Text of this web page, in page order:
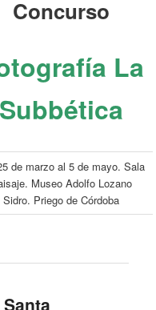
Concurso
La
Subbética
de marzo al 5 de mayo. Sala
Museo Adolfo Lozano
Sidro. Priego de Córdoba